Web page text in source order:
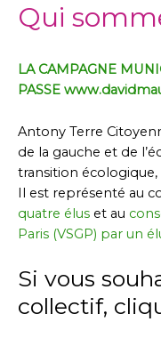
Qui
LA CAMPAGNE
PASSE
Antony Terre
de la gauche et de
transition écologique,
Il est représenté au
quatre élus et au
Paris (VSGP) par un
Si vous
collectif,